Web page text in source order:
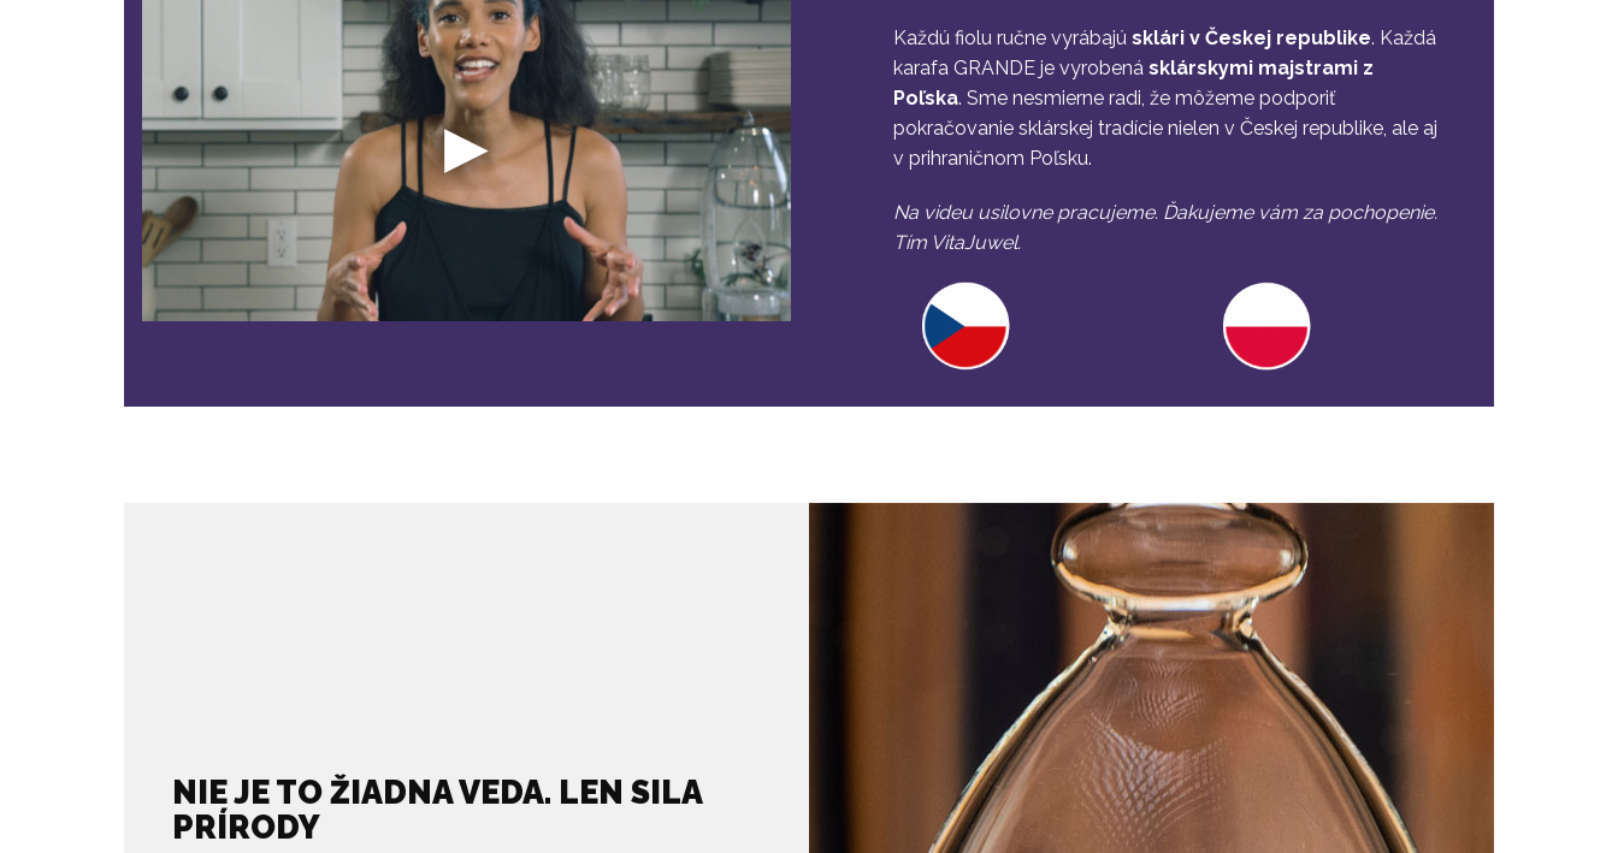
Každú fiolu ručne vyrábajú sklári v Českej republike. Každá
karafa GRANDE je vyrobená sklárskymi majstrami z
Poľska. Sme nesmierne radi, že môžeme podporiť
pokračovanie sklárskej tradície nielen v Českej republike, ale aj
v prihraničnom Poľsku.
Na videu usilovne pracujeme. Ďakujeme vám za pochopenie.
Tím VitaJuwel.
NIE JE TO ŽIADNA VEDA. LEN SILA
PRÍRODY